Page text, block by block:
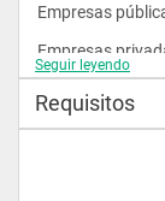
Empresas
Empresas
Empresas
Seguir leyendo
Requisitos